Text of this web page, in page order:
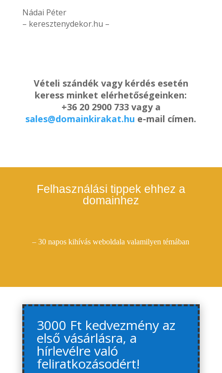
Nádai Péter
– keresztenydekor.hu –
Vételi szándék vagy kérdés esetén
keress minket elérhetőségeinken:
+36 20 2900 733 vagy a
sales@domainkirakat.hu e-mail címen.
Felhasználási tippek ehhez a
domainhez
– 30 napos kihívás weboldala valamilyen témában
3000 Ft kedvezmény az
első vásárlásra, a
hírlevélre való
feliratkozásodért!